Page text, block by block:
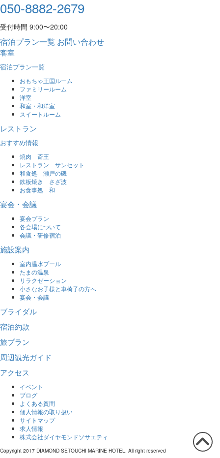
050-8882-2679
受付時間 9:00〜20:00
宿泊プラン一覧 お問い合わせ
客室
宿泊プラン一覧
おもちゃ王国ルーム
ファミリールーム
洋室
和室・和洋室
スイートルーム
レストラン
おすすめ情報
焼肉 斎王
レストラン サンセット
和食処 瀬戸の磯
鉄板焼き さざ波
お食事処 和
宴会・会議
宴会プラン
各会場について
会議・研修宿泊
施設案内
室内温水プール
たまの温泉
リラクゼーション
小さなお子様と車椅子の方へ
宴会・会議
ブライダル
宿泊約款
旅プラン
周辺観光ガイド
アクセス
イベント
ブログ
よくある質問
個人情報の取り扱い
サイトマップ
求人情報
株式会社ダイヤモンドソサエティ
Copyright 2017 DIAMOND SETOUCHI MARINE HOTEL. All right reserved